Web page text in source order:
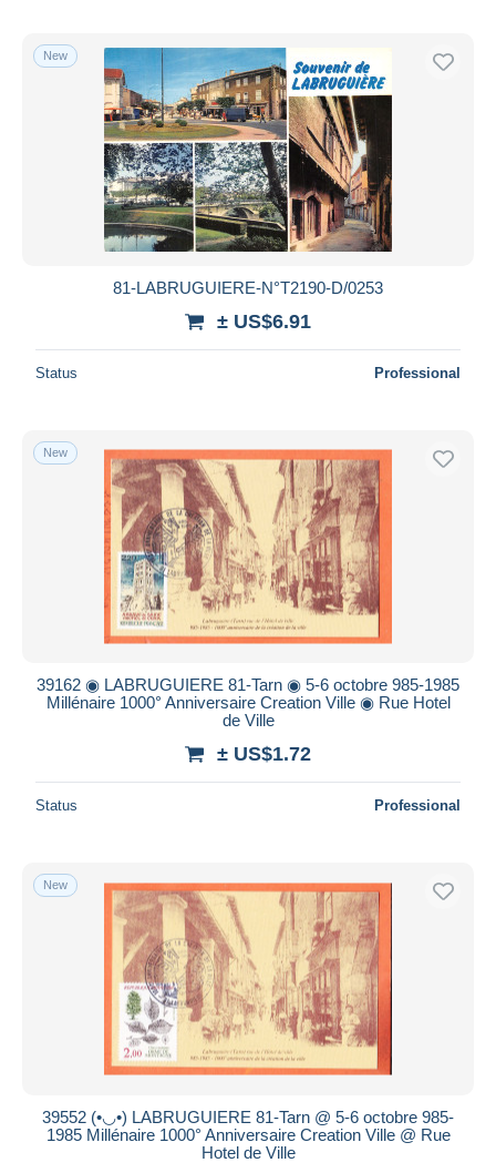
New
81-LABRUGUIERE-N°T2190-D/0253
± US$6.91
Status Professional
New
39162 ◉ LABRUGUIERE 81-Tarn ◉ 5-6 octobre 985-1985
Millénaire 1000° Anniversaire Creation Ville ◉ Rue Hotel
de Ville
± US$1.72
Status Professional
New
39552 (•◡•) LABRUGUIERE 81-Tarn @ 5-6 octobre 985-
1985 Millénaire 1000° Anniversaire Creation Ville @ Rue
Hotel de Ville